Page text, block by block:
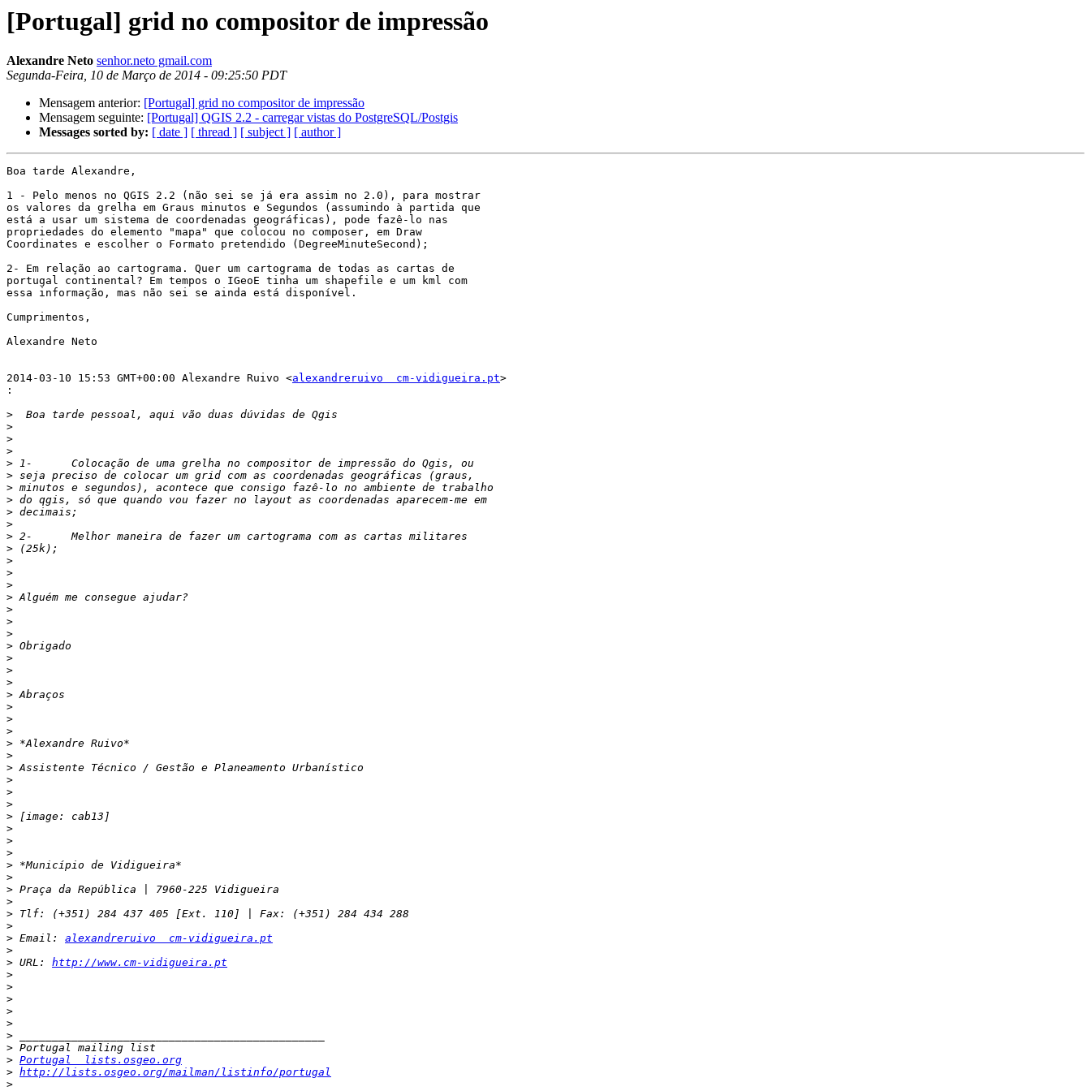
[Portugal] grid no compositor de impressão
Alexandre Neto senhor.neto gmail.com
Segunda-Feira, 10 de Março de 2014 - 09:25:50 PDT
Mensagem anterior: [Portugal] grid no compositor de impressão
Mensagem seguinte: [Portugal] QGIS 2.2 - carregar vistas do PostgreSQL/Postgis
Messages sorted by: [ date ] [ thread ] [ subject ] [ author ]
Boa tarde Alexandre,
1 - Pelo menos no QGIS 2.2 (não sei se já era assim no 2.0), para mostrar
os valores da grelha em Graus minutos e Segundos (assumindo à partida que
está a usar um sistema de coordenadas geográficas), pode fazê-lo nas
propriedades do elemento "mapa" que colocou no composer, em Draw
Coordinates e escolher o Formato pretendido (DegreeMinuteSecond);
2- Em relação ao cartograma. Quer um cartograma de todas as cartas de
portugal continental? Em tempos o IGeoE tinha um shapefile e um kml com
essa informação, mas não sei se ainda está disponível.
Cumprimentos,
Alexandre Neto
2014-03-10 15:53 GMT+00:00 Alexandre Ruivo <alexandreruivo  cm-vidigueira.pt>
:
>
>
>
>
>
>
>
>
>
>
>
>
>
>
>
>
>
>
>
>
>
>
>
>
>
>
>
>
>
>
>
>
>
>
>
>
>
>
>
>
>
>
>
> Email: alexandreruivo  cm-vidigueira.pt
>
> URL: http://www.cm-vidigueira.pt
>
>
>
>
>
>
>
> Portugal  lists.osgeo.org
> http://lists.osgeo.org/mailman/listinfo/portugal
>